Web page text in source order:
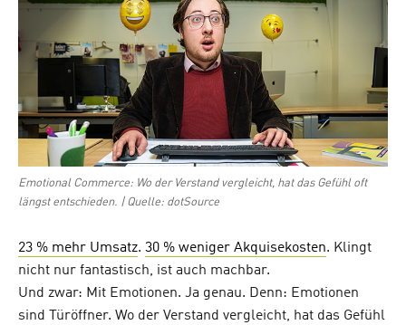
Emotional Commerce: Wo der Verstand vergleicht, hat das Gefühl oft
längst entschieden. | Quelle: dotSource
23 % mehr Umsatz. 30 % weniger Akquisekosten. Klingt
nicht nur fantastisch, ist auch machbar.
Und zwar: Mit Emotionen. Ja genau. Denn: Emotionen
sind Türöffner. Wo der Verstand vergleicht, hat das Gefühl